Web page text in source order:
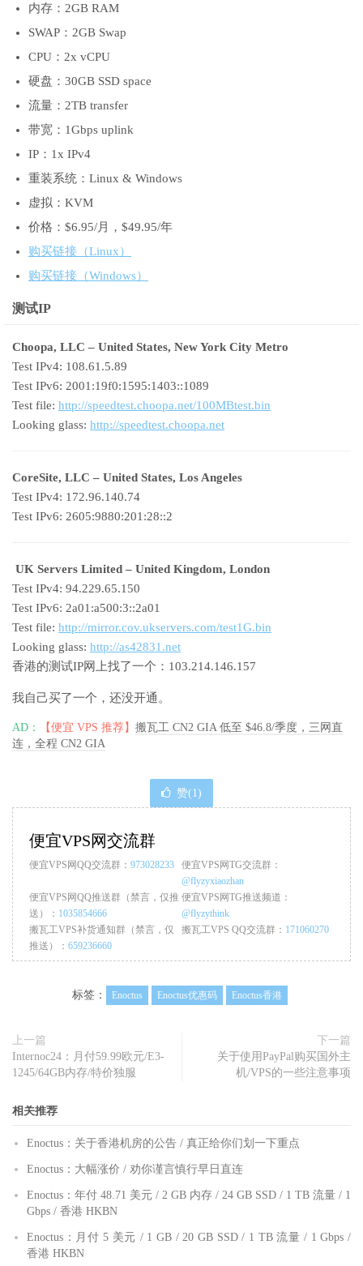
内存：2GB RAM
SWAP：2GB Swap
CPU：2x vCPU
硬盘：30GB SSD space
流量：2TB transfer
带宽：1Gbps uplink
IP：1x IPv4
重装系统：Linux & Windows
虚拟：KVM
价格：$6.95/月，$49.95/年
购买链接（Linux）
购买链接（Windows）
测试IP
Choopa, LLC – United States, New York City Metro
Test IPv4: 108.61.5.89
Test IPv6: 2001:19f0:1595:1403::1089
Test file: http://speedtest.choopa.net/100MBtest.bin
Looking glass: http://speedtest.choopa.net
CoreSite, LLC – United States, Los Angeles
Test IPv4: 172.96.140.74
Test IPv6: 2605:9880:201:28::2
UK Servers Limited – United Kingdom, London
Test IPv4: 94.229.65.150
Test IPv6: 2a01:a500:3::2a01
Test file: http://mirror.cov.ukservers.com/test1G.bin
Looking glass: http://as42831.net
香港的测试IP网上找了一个：103.214.146.157
我自己买了一个，还没开通。
AD： 【便宜 VPS 推荐】 搬瓦工 CN2 GIA 低至 $46.8/季度，三网直
连，全程 CN2 GIA
赞(1 )
便宜VPS网交流群
便宜VPS网QQ交流群： 973028233
便宜VPS网TG交流群：
@flyzyxiaozhan
便宜VPS网QQ推送群（禁言，仅推
送）： 1035854666
便宜VPS网TG推送频道：
@flyzythink
搬瓦工VPS补货通知群（禁言，仅
推送）： 659236660
搬瓦工VPS QQ交流群： 171060270
标签： Enoctus Enoctus优惠码 Enoctus香港
上一篇
Internoc24：月付59.99欧元/E3-
1245/64GB内存/特价独服
下一篇
关于使用PayPal购买国外主
机/VPS的一些注意事项
相关推荐
Enoctus：关于香港机房的公告 / 真正给你们划一下重点
Enoctus：大幅涨价 / 劝你谨言慎行早日直连
Enoctus：年付 48.71 美元 / 2 GB 内存 / 24 GB SSD / 1 TB 流量 / 1
Gbps / 香港 HKBN
Enoctus：月付 5 美元 / 1 GB / 20 GB SSD / 1 TB 流量 / 1 Gbps /
香港 HKBN